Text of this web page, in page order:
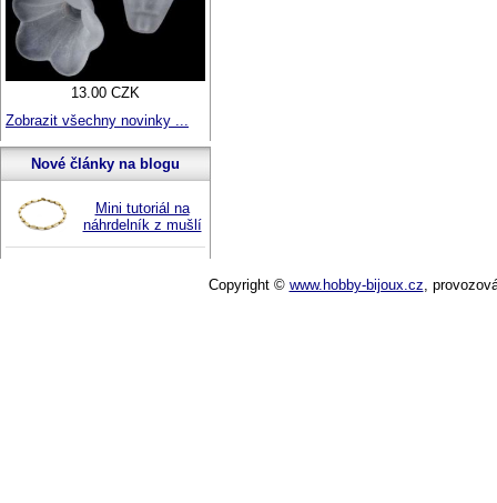
13.00 CZK
Zobrazit všechny novinky ...
Nové články na blogu
Mini tutoriál na
náhrdelník z mušlí
Copyright © www.hobby-bijoux.cz